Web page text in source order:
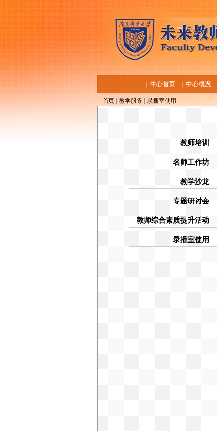
中心首页 中心概况
首页 教学服务 录播室使用
教师培训
名师工作坊
教学沙龙
专题研讨会
教师综合素质提升活动
录播室使用